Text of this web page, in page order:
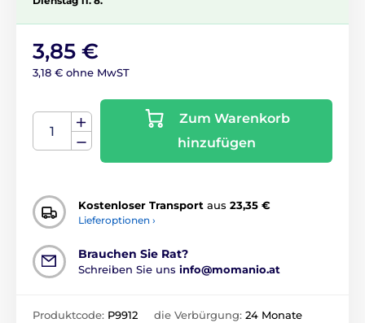
3,85 €
3,18 € ohne MwST
Zum Warenkorb
hinzufügen
Kostenloser Transport aus 23,35 €
Lieferoptionen ›
Brauchen Sie Rat?
Schreiben Sie uns info@momanio.at
Produktcode: P9912 die Verbürgung: 24 Monate